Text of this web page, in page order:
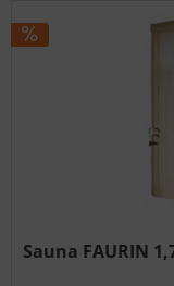
Sauna FAURIN